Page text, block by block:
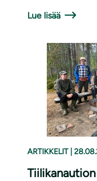
Lue lisää
ARTIKKELIT